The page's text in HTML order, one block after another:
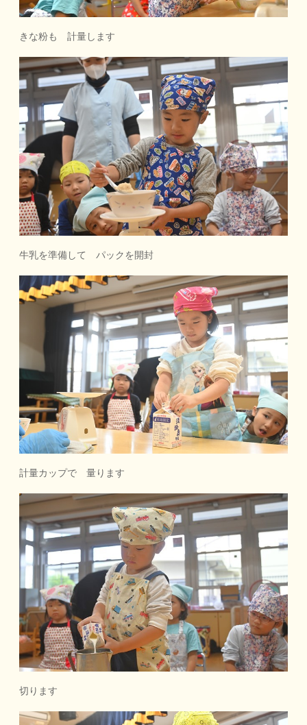
きな粉も 計量します
牛乳を準備して パックを開封
計量カップで 量ります
切ります